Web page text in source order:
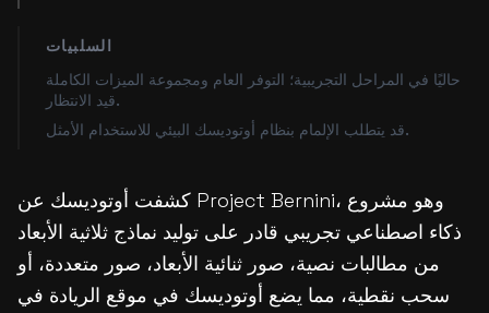
السلبيات
حاليًا في المراحل التجريبية؛ التوفر العام ومجموعة الميزات الكاملة
قيد الانتظار.
قد يتطلب الإلمام بنظام أوتوديسك البيئي للاستخدام الأمثل.
كشفت أوتوديسك عن Project Bernini، وهو مشروع
ذكاء اصطناعي تجريبي قادر على توليد نماذج ثلاثية الأبعاد
من مطالبات نصية، صور ثنائية الأبعاد، صور متعددة، أو
سحب نقطية، مما يضع أوتوديسك في موقع الريادة في